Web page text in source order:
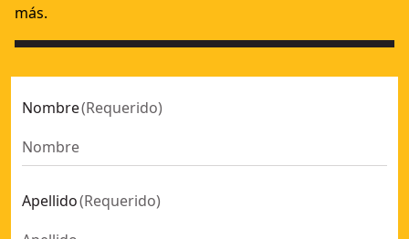
más.
Nombre(Requerido)
Apellido(Requerido)